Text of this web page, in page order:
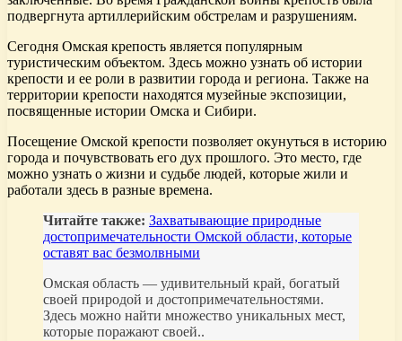
подвергнута артиллерийским обстрелам и разрушениям.
Сегодня Омская крепость является популярным
туристическим объектом. Здесь можно узнать об истории
крепости и ее роли в развитии города и региона. Также на
территории крепости находятся музейные экспозиции,
посвященные истории Омска и Сибири.
Посещение Омской крепости позволяет окунуться в историю
города и почувствовать его дух прошлого. Это место, где
можно узнать о жизни и судьбе людей, которые жили и
работали здесь в разные времена.
Читайте также: Захватывающие природные
достопримечательности Омской области, которые
оставят вас безмолвными
Омская область — удивительный край, богатый
своей природой и достопримечательностями.
Здесь можно найти множество уникальных мест,
которые поражают своей..